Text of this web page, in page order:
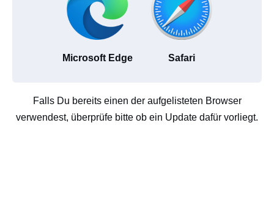
Microsoft Edge Safari
Falls Du bereits einen der aufgelisteten Browser
verwendest, überprüfe bitte ob ein Update dafür vorliegt.